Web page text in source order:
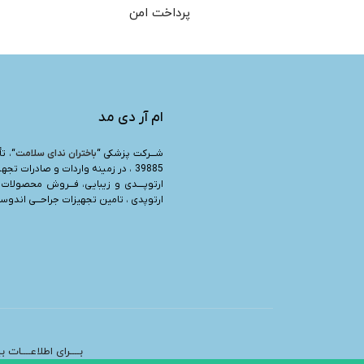
پرداخت امن
ام آر دی مد
شـــرکت پزشکی “باختران ندای سلامت
39885 ، در زمینه واردات و صادرات
ارتوپــــدی و زیبایی، فـــروش
ارتوپدی ، تامین تجهیزات جراحـــی
بــــرای